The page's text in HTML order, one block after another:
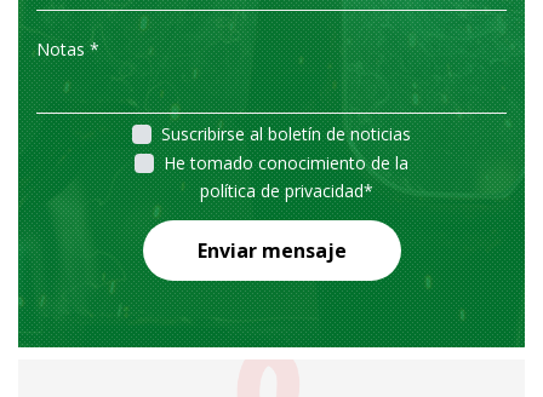
Suscribirse al boletín de noticias
He tomado conocimiento de la
política de privacidad*
Enviar mensaje